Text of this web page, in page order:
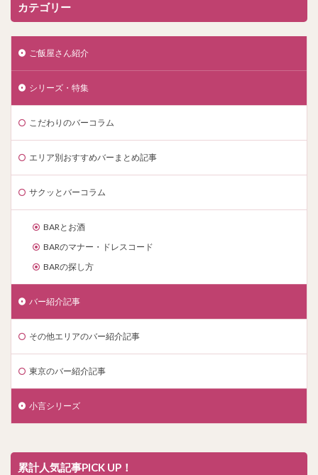
カテゴリー
ご飯屋さん紹介
シリーズ・特集
こだわりのバーコラム
エリア別おすすめバーまとめ記事
サクッとバーコラム
BARとお酒
BARのマナー・ドレスコード
BARの探し方
バー紹介記事
その他エリアのバー紹介記事
東京のバー紹介記事
小言シリーズ
累計人気記事PICK UP！